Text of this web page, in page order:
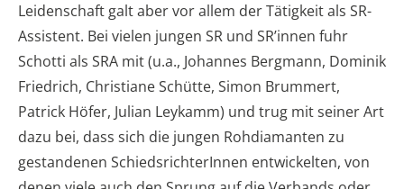
Leidenschaft galt aber vor allem der Tätigkeit als SR-
Assistent. Bei vielen jungen SR und SR’innen fuhr
Schotti als SRA mit (u.a., Johannes Bergmann, Dominik
Friedrich, Christiane Schütte, Simon Brummert,
Patrick Höfer, Julian Leykamm) und trug mit seiner Art
dazu bei, dass sich die jungen Rohdiamanten zu
gestandenen SchiedsrichterInnen entwickelten, von